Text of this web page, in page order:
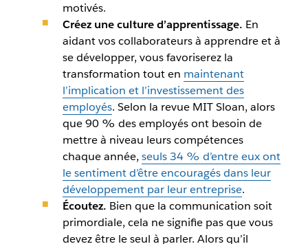
motivés.
Créez une culture d’apprentissage. En
aidant vos collaborateurs à apprendre et à
se développer, vous favoriserez la
transformation tout en maintenant
l’implication et l’investissement des
employés. Selon la revue MIT Sloan, alors
que 90 % des employés ont besoin de
mettre à niveau leurs compétences
chaque année, seuls 34 % d’entre eux ont
le sentiment d’être encouragés dans leur
développement par leur entreprise.
Écoutez. Bien que la communication soit
primordiale, cela ne signifie pas que vous
devez être le seul à parler. Alors qu’il